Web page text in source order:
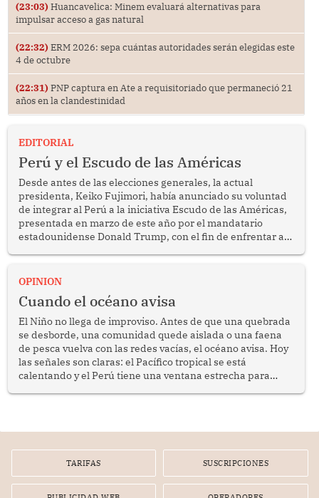
(23:03) Huancavelica: Minem evaluará alternativas para
impulsar acceso a gas natural
(22:32) ERM 2026: sepa cuántas autoridades serán elegidas este
4 de octubre
(22:31) PNP captura en Ate a requisitoriado que permaneció 21
años en la clandestinidad
EDITORIAL
Perú y el Escudo de las Américas
Desde antes de las elecciones generales, la actual
presidenta, Keiko Fujimori, había anunciado su voluntad
de integrar al Perú a la iniciativa Escudo de las Américas,
presentada en marzo de este año por el mandatario
estadounidense Donald Trump, con el fin de enfrentar al
OPINION
Cuando el océano avisa
El Niño no llega de improviso. Antes de que una quebrada
se desborde, una comunidad quede aislada o una faena
de pesca vuelva con las redes vacías, el océano avisa. Hoy
las señales son claras: el Pacífico tropical se está
calentando y el Perú tiene una ventana estrecha para
TARIFAS SUSCRIPCIONES